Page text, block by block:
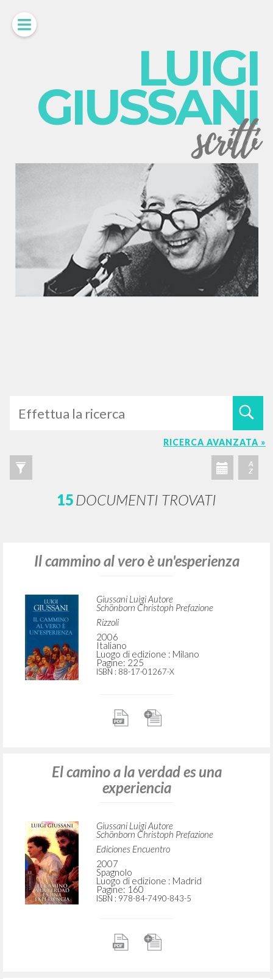
LUIGI
GIUSSANI
scritti
RICERCA AVANZATA »
A
Z
15DOCUMENTI TROVATI
Il cammino al vero è un'esperienza
Giussani Luigi Autore
Schönborn Christoph Prefazione
Rizzoli
2006
Italiano
Luogo di edizione : Milano
Pagine: 225
ISBN : 88-17-01267-X
El camino a la verdad es una
experiencia
Giussani Luigi Autore
Schönborn Christoph Prefazione
Ediciones Encuentro
2007
Spagnolo
Luogo di edizione : Madrid
Pagine: 160
ISBN : 978-84-7490-843-5